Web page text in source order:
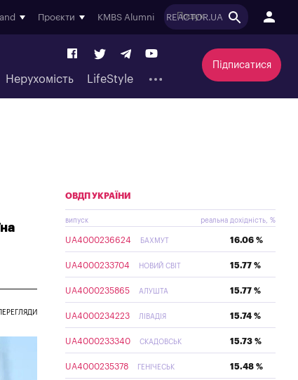
Проєкти KMBS Alumni REACTOR.UA
Нерухомість LifeStyle
Підписатися
ПЕРЕГЛЯДИ
ОВДП УКРАЇНИ
випуск реальна дохідність, %
UA4000236624 БАХМУТ 16.06 %
UA4000233704 НОВИЙ СВІТ 15.77 %
UA4000235865 АЛУШТА 15.77 %
UA4000234223 ЛІВАДІЯ 15.74 %
UA4000233340 СКАДОВСЬК 15.73 %
UA4000235378 ГЕНІЧЕСЬК 15.48 %